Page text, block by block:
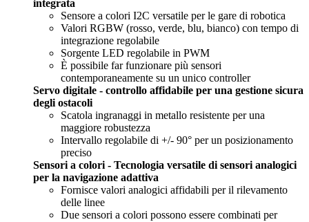
integrata
Sensore a colori I2C versatile per le gare di robotica
Valori RGBW (rosso, verde, blu, bianco) con tempo di
integrazione regolabile
Sorgente LED regolabile in PWM
È possibile far funzionare più sensori
contemporaneamente su un unico controller
Servo digitale - controllo affidabile per una gestione sicura
degli ostacoli
Scatola ingranaggi in metallo resistente per una
maggiore robustezza
Intervallo regolabile di +/- 90° per un posizionamento
preciso
Sensori a colori - Tecnologia versatile di sensori analogici
per la navigazione adattiva
Fornisce valori analogici affidabili per il rilevamento
delle linee
Due sensori a colori possono essere combinati per